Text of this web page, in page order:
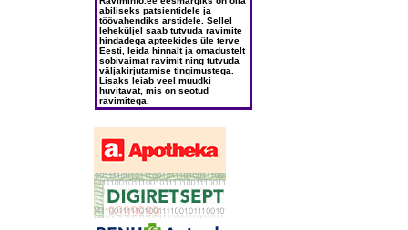
abiliseks patsientidele ja
töövahendiks arstidele. Sellel
leheküljel saab tutvuda ravimite
hindadega apteekides üle terve
Eesti, leida hinnalt ja omadustelt
sobivaimat ravimit ning tutvuda
väljakirjutamise tingimustega.
Lisaks leiab veel muudki
huvitavat, mis on seotud
ravimitega.